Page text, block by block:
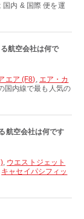
航空会社は何で
エア (F8), エア・カ
国内線で最も人気の
航空会社は何です
, ウエストジェット
キャセイパシフィッ